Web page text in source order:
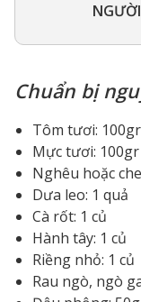
NGƯỜI
Chuẩn bị
Tôm tươi: 100gr
Mực tươi: 100gr
Nghêu hoặc
Dưa leo: 1 quả
Cà rốt: 1 củ
Hành tây: 1 củ
Riềng nhỏ: 1 củ
Rau ngò, ngò